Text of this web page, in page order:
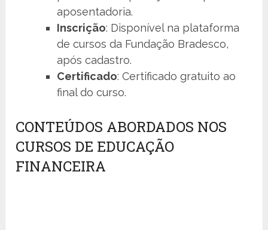
aposentadoria.
Inscrição: Disponível na plataforma
de cursos da Fundação Bradesco,
após cadastro.
Certificado: Certificado gratuito ao
final do curso.
CONTEÚDOS ABORDADOS NOS
CURSOS DE EDUCAÇÃO
FINANCEIRA